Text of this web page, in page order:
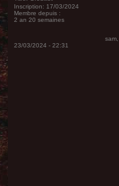
Inscription: 17/03/2024
Membre depuis :
2 an 20 semaines
sam,
23/03/2024 - 22:31